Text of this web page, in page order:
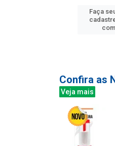
Faça
Confira as
Veja mais